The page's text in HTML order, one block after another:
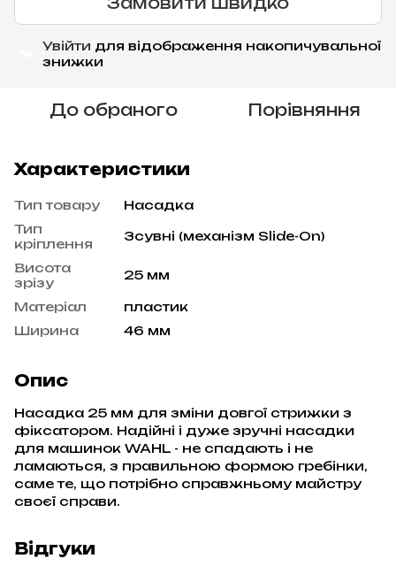
Увійти для відображення накопичувальної
знижки
До обраного Порівняння
Характеристики
Тип товару
Насадка
Тип
кріплення
Зсувні (механізм Slide-On)
Висота
зрізу
25 мм
Матеріал
пластик
Ширина
46 мм
Опис
Насадка 25 мм для зміни довгої стрижки з
фіксатором. Надійні і дуже зручні насадки
для машинок WAHL - не спадають і не
ламаються, з правильною формою гребінки,
саме те, що потрібно справжньому майстру
своєї справи.
Відгуки